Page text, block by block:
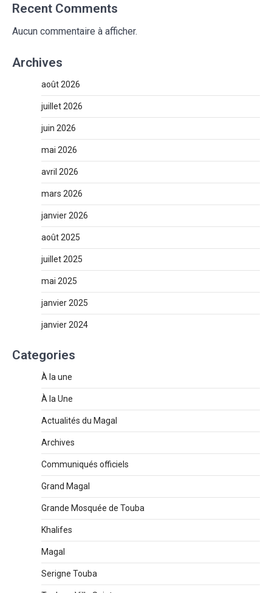
Recent Comments
Aucun commentaire à afficher.
Archives
août 2026
juillet 2026
juin 2026
mai 2026
avril 2026
mars 2026
janvier 2026
août 2025
juillet 2025
mai 2025
janvier 2025
janvier 2024
Categories
À la une
À la Une
Actualités du Magal
Archives
Communiqués officiels
Grand Magal
Grande Mosquée de Touba
Khalifes
Magal
Serigne Touba